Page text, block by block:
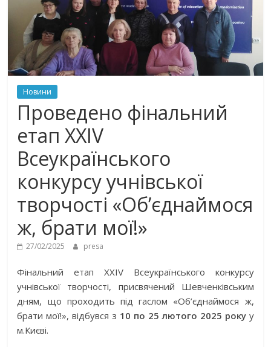
Новини
Проведено фінальний
етап ХХІV
Всеукраїнського
конкурсу учнівської
творчості «Об’єднаймося
ж, брати мої!»
27/02/2025 presa
Фінальний етап ХХІV Всеукраїнського конкурсу
учнівської творчості, присвячений Шевченківським
дням, що проходить під гаслом «Об’єднаймося ж,
брати мої!», відбувся з 10 по 25 лютого 2025 рокуу
м.Києві.